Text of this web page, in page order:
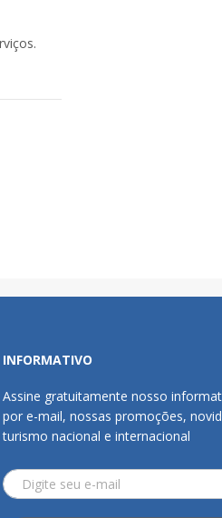
INFORMATIVO
Assine gratuitamente nosso
por e-mail, nossas promoções,
turismo nacional e internacional